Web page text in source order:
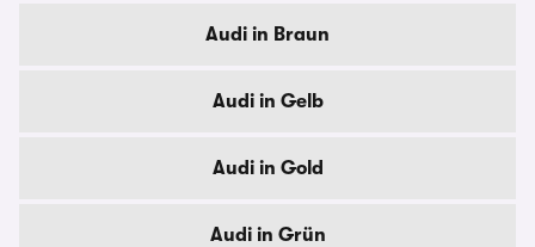
Audi in Braun
Audi in Gelb
Audi in Gold
Audi in Grün